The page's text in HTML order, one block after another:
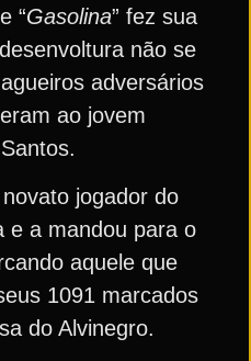
“Gasolina” fez sua
não se
adversários
ao jovem
jogador do
e a mandou para o
aquele que
1091 marcados
do Alvinegro.